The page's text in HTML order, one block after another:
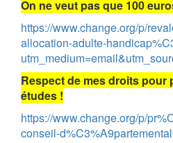
On ne veut pas que 100
https://www.change.org/p/
allocation-adulte-
Respect de mes droits pour
études !
https://www.change.org/p/
conseil-